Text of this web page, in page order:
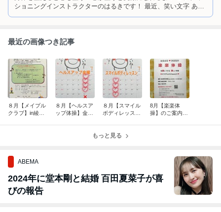
ショニングインストラクターのはるきです！ 最近、笑い文字 あり
がとう講師 も始めました！ コンディショニングと笑い文字で、カ
最近の画像つき記事
８月【メイプル
クラブ】in綾
８月【ヘルスア
ップ体操】金曜
８月【スマイル
ボディレッス
8月【楽楽体
操】のご案内
もっと見る
ABEMA
2024年に堂本剛と結婚 百田夏菜子が喜
びの報告